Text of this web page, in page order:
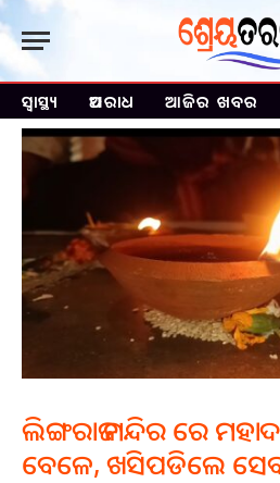
ସ୍ୱାସ୍ଥ୍ୟ ଅପରାଧ ଆଜିର ଖବର
ଲିଙ୍ଗରାଜ ମନ୍ଦିର ରେ
ବେଳେ, ଖସିପଡିଲେ